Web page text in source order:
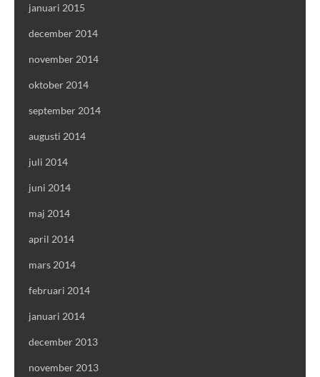
januari 2015
december 2014
november 2014
oktober 2014
september 2014
augusti 2014
juli 2014
juni 2014
maj 2014
april 2014
mars 2014
februari 2014
januari 2014
december 2013
november 2013